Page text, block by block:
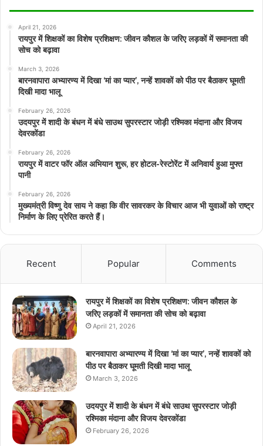
April 21, 2026
रायपुर में शिक्षकों का विशेष प्रशिक्षण: जीवन कौशल के जरिए लड़कों में समानता की
सोच को बढ़ावा
March 3, 2026
बारनवापारा अभ्यारण्य में दिखा ‘मां का प्यार’, नन्हें शावकों को पीठ पर बैठाकर घूमती
दिखी मादा भालू
February 26, 2026
उदयपुर में शादी के बंधन में बंधे साउथ सुपरस्टार जोड़ी रश्मिका मंदाना और विजय
देवरकोंडा
February 26, 2026
रायपुर में वाटर फॉर ऑल अभियान शुरू, हर होटल-रेस्टोरेंट में अनिवार्य हुआ मुफ्त
पानी
February 26, 2026
मुख्यमंत्री विष्णु देव साय ने कहा कि वीर सावरकर के विचार आज भी युवाओं को राष्ट्र
निर्माण के लिए प्रेरित करते हैं।
Recent Popular Comments
रायपुर में शिक्षकों का विशेष प्रशिक्षण: जीवन कौशल के
जरिए लड़कों में समानता की सोच को बढ़ावा
April 21, 2026
बारनवापारा अभ्यारण्य में दिखा ‘मां का प्यार’, नन्हें शावकों को
पीठ पर बैठाकर घूमती दिखी मादा भालू
March 3, 2026
उदयपुर में शादी के बंधन में बंधे साउथ सुपरस्टार जोड़ी
रश्मिका मंदाना और विजय देवरकोंडा
February 26, 2026